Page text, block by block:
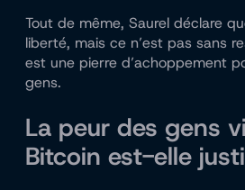
Tout de même, Saurel déclare
liberté, mais ce n’est pas sans
est une pierre d’achoppement
gens.
La peur des gens
Bitcoin est-elle